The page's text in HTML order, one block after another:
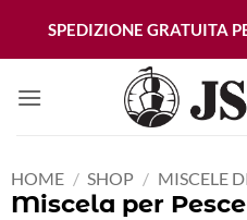
HOME / SHOP / MISCELE
Miscela per Pesce
SPEDIZIONE GRATUITA